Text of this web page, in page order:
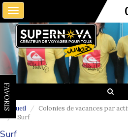
Toggle
navigation
FAVORIS
Accueil Colonies de vacances par
Surf
Surf